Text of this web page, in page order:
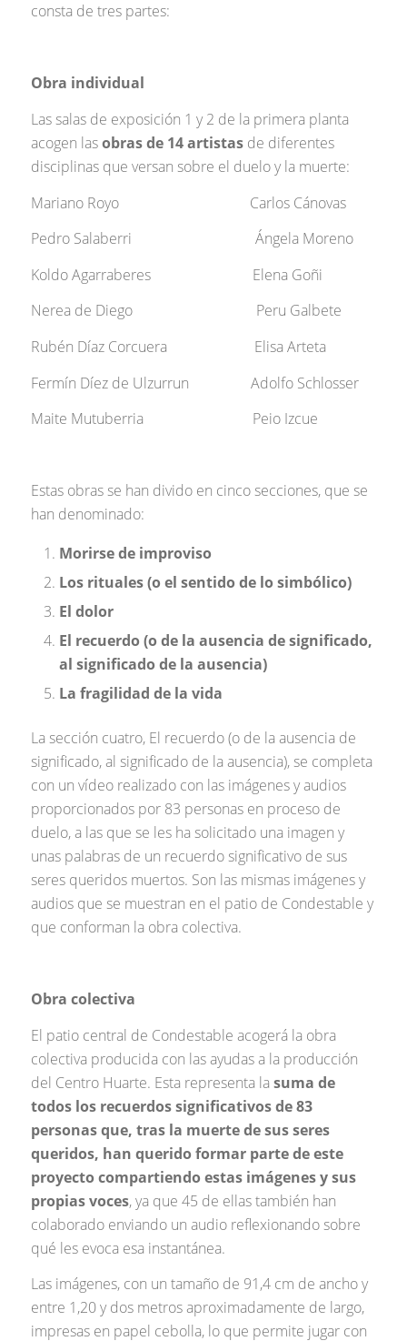
consta de tres partes:
Obra individual
Las salas de exposición 1 y 2 de la primera planta
acogen lasobras de 14 artistasde diferentes
disciplinas que versan sobre el duelo y la muerte:
Mariano Royo Carlos Cánovas
Pedro Salaberri Ángela Moreno
Koldo Agarraberes Elena Goñi
Nerea de Diego Peru Galbete
Rubén Díaz Corcuera Elisa Arteta
Fermín Díez de Ulzurrun Adolfo Schlosser
Maite Mutuberria Peio Izcue
Estas obras se han divido en cinco secciones, que se
han denominado:
Morirse de improviso
Los rituales (o el sentido de lo simbólico)
El dolor
El recuerdo (o de la ausencia de significado,
al significado de la ausencia)
La fragilidad de la vida
La sección cuatro, El recuerdo (o de la ausencia de
significado, al significado de la ausencia), se completa
con un vídeo realizado con las imágenes y audios
proporcionados por 83 personas en proceso de
duelo, a las que se les ha solicitado una imagen y
unas palabras de un recuerdo significativo de sus
seres queridos muertos. Son las mismas imágenes y
audios que se muestran en el patio de Condestable y
que conforman la obra colectiva.
Obra colectiva
El patio central de Condestable acogerá la obra
colectiva producida con las ayudas a la producción
del Centro Huarte. Esta representa la suma de
todos los recuerdos significativos de 83
personas que, tras la muerte de sus seres
queridos, han querido formar parte de este
proyecto compartiendo estas imágenes y sus
propias voces, ya que 45 de ellas también han
colaborado enviando un audio reflexionando sobre
qué les evoca esa instantánea.
Las imágenes, con un tamaño de 91,4 cm de ancho y
entre 1,20 y dos metros aproximadamente de largo,
impresas en papel cebolla, lo que permite jugar con